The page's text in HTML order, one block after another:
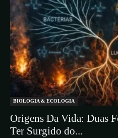
BIOLOGIA & ECOLOGIA
Origens Da Vida: Duas
Ter Surgido do...